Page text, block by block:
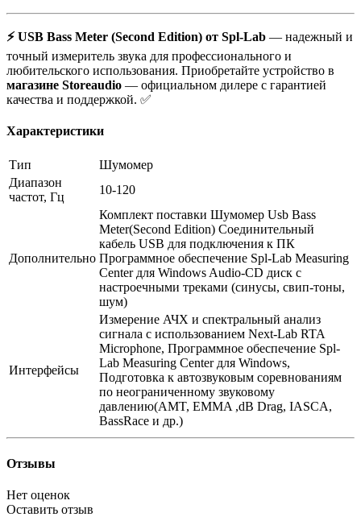
⚡️ USB Bass Meter (Second Edition) от Spl-Lab — надежный и
точный измеритель звука для профессионального и
любительского использования. Приобретайте устройство в
магазине Storeaudio — официальном дилере с гарантией
качества и поддержкой. ✅
Характеристики
Тип
Шумомер
Диапазон
частот, Гц
10-120
Дополнительно
Комплект поставки Шумомер Usb Bass
Meter(Second Edition) Соединительный
кабель USB для подключения к ПК
Программное обеспечение Spl-Lab Measuring
Center для Windows Audio-CD диск с
настроечными треками (синусы, свип-тоны,
шум)
Интерфейсы
Измерение АЧХ и спектральный анализ
сигнала с использованием Next-Lab RTA
Microphone, Программное обеспечение Spl-
Lab Measuring Center для Windows,
Подготовка к автозвуковым соревнованиям
по неограниченному звуковому
давлению(AMT, EMMA ,dB Drag, IASCA,
BassRace и др.)
Отзывы
Нет оценок
Оставить отзыв